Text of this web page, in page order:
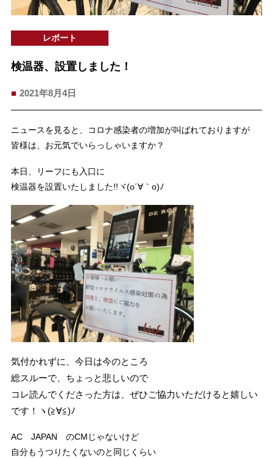
レポート
検温器、設置しました！
2021年8月4日
ニュースを見ると、コロナ感染者の増加が叫ばれておりますが
皆様は、お元気でいらっしゃいますか？
本日、リーフにも入口に
検温器を設置いたしました!!ヾ(o´∀｀o)ﾉ
気付かれずに、今日は今のところ
総スルーで、ちょっと悲しいので
コレ読んでくださった方は、ぜひご協力いただけると嬉しい
です！ヽ(≧∀≦)ﾉ
AC JAPAN のCMじゃないけど
自分もうつりたくないのと同じくらい